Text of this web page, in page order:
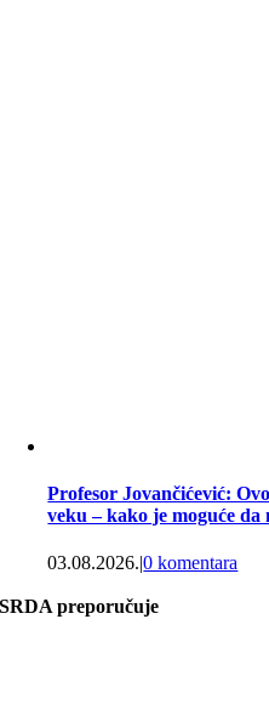
Profesor Jovančićević:
veku – kako je moguće da
03.08.2026.|0 komentara
SRDA preporučuje